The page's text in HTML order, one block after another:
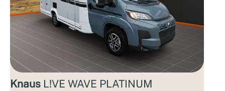
Knaus L!VE WAVE PLATINUM